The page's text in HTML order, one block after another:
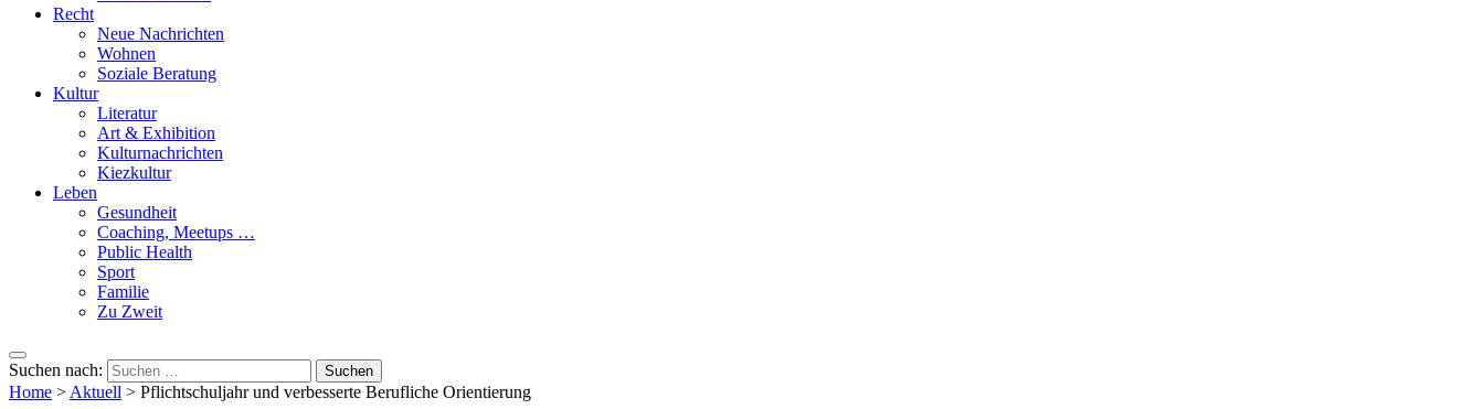
Recht
Neue Nachrichten
Wohnen
Soziale Beratung
Kultur
Literatur
Art & Exhibition
Kulturnachrichten
Kiezkultur
Leben
Gesundheit
Coaching, Meetups …
Public Health
Sport
Familie
Zu Zweit
Suchen nach:
Home >Aktuell > Pflichtschuljahr und verbesserte Berufliche Orientierung